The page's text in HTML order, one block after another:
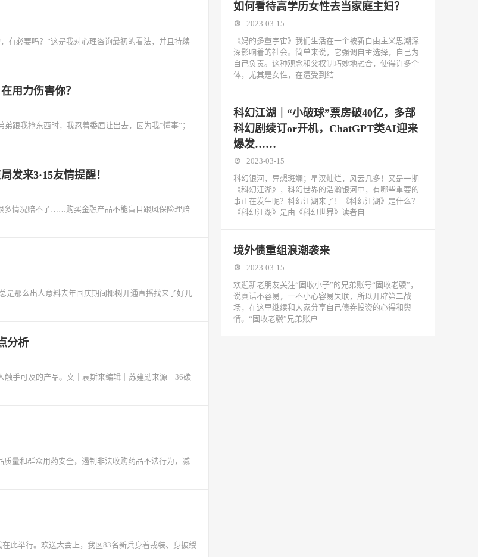
有必要吗？”这是我对心理咨询最初的看法，并且持续
用力伤害你？
跟我抢东西时，我忍着委屈让出去，因为我“懂事”；
来3·15友情提醒！
多情况赔不了……购买金融产品不能盲目跟风保险理赔
是那么出人意料去年国庆期间椰树开通直播找来了好几
分析
手可及的产品。文｜袁斯来编辑｜苏建勋来源｜36碳
量和群众用药安全，遏制非法收购药品不法行为，减
此举行。欢送大会上，我区83名新兵身着戎装、身披绶
如何看待高学历女性去当家庭主妇？
2023-03-15
《妈的多重宇宙》我们生活在一个被新自由主义思潮深
深影响着的社会。简单来说，它强调自主选择，自己为
自己负责。这种观念和父权制巧妙地融合，使得许多个
体，尤其是女性，在遭受到结
科幻江湖｜“小破球”票房破40亿，多部
科幻剧续订or开机，ChatGPT类AI迎来
爆发……
2023-03-15
科幻银河，异想斑斓；星汉灿烂，风云几多！又是一期
《科幻江湖》，科幻世界的浩瀚银河中，有哪些重要的
事正在发生呢？科幻江湖来了！《科幻江湖》是什么？
《科幻江湖》是由《科幻世界》读者自
境外债重组浪潮袭来
2023-03-15
欢迎新老朋友关注“固收小子”的兄弟账号“固收老骥”，
说真话不容易，一不小心容易失联，所以开辟第二战
场，在这里继续和大家分享自己债券投资的心得和舆
情。“固收老骥”兄弟账户